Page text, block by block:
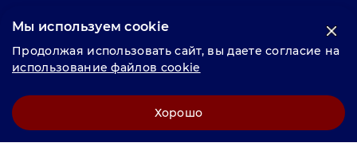
© «Велунд нержавейка» 2025, Разработка и комплексное
продвижение " LCAgency"
Мы используем cookie
Продолжая использовать сайт, вы даете согласие на
использование файлов cookie
Хорошо